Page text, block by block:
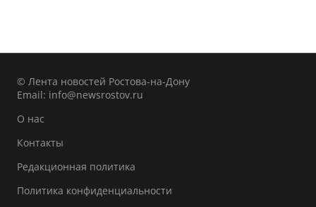
© Лента новостей Ростова-на-Дону
Email: info@newsrostov.ru
О нас
Контакты
Редакционная политика
Политика конфиденциальности